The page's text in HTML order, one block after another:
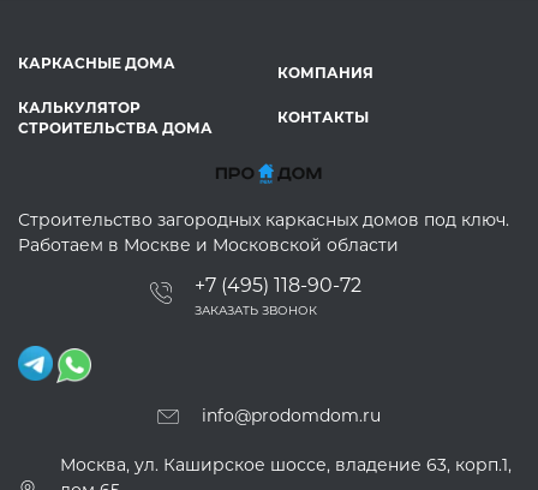
КАРКАСНЫЕ ДОМА
КАЛЬКУЛЯТОР
СТРОИТЕЛЬСТВА ДОМА
КОМПАНИЯ
КОНТАКТЫ
Строительство загородных каркасных домов под ключ.
Работаем в Москве и Московской области
+7 (495) 118-90-72
ЗАКАЗАТЬ ЗВОНОК
info@prodomdom.ru
Москва, ул. Каширское шоссе, владение 63, корп.1,